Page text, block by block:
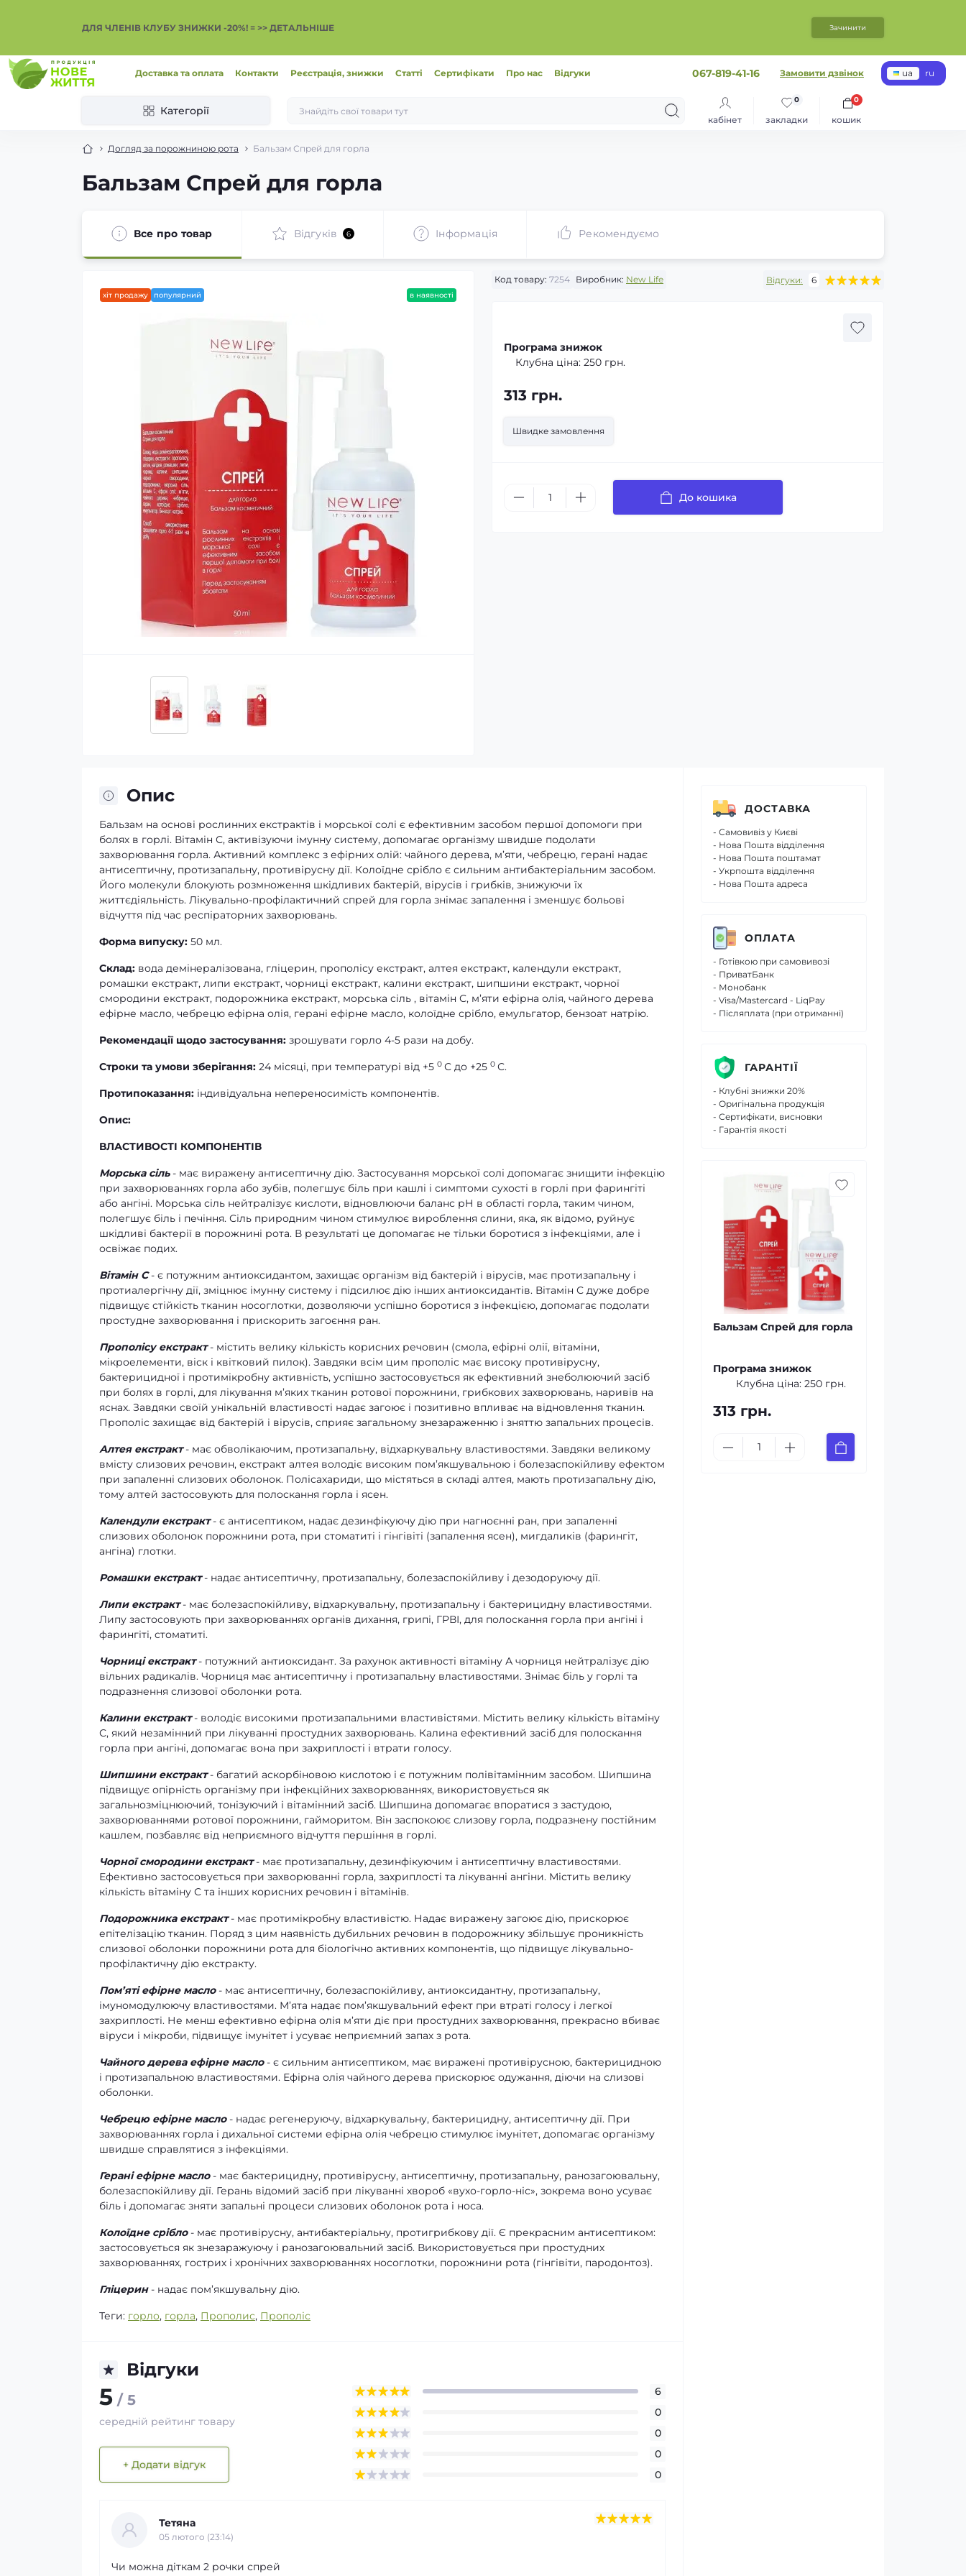
ДЛЯ ЧЛЕНІВ КЛУБУ ЗНИЖКИ -20%! = >> ДЕТАЛЬНІШЕ Зачинити
Доставка та оплата Контакти Реєстрація, знижки Статті Сертифікати Про нас Відгуки 067-819-41-16 Замовити дзвінок ua ru
Категорії
кабінет закладки
0
кошик
0
Догляд за порожниною рота Бальзам Спрей для горла
Бальзам Спрей для горла
Все про товар Відгуків 6 Інформація Рекомендуємо
хіт продажу популярний в наявності
Код товару: 7254 Виробник: New Life Відгуки: 6
Програма знижок
Клубна ціна: 250 грн.
313 грн.
Швидке замовлення
До кошика
Опис
Бальзам на основі рослинних екстрактів і морської солі є ефективним засобом першої допомоги при
болях в горлі. Вітамін С, активізуючи імунну систему, допомагає організму швидше подолати
захворювання горла. Активний комплекс з ефірних олій: чайного дерева, м’яти, чебрецю, герані надає
антисептичну, протизапальну, противірусну дії. Колоїдне срібло є сильним антибактеріальним засобом.
Його молекули блокують розмноження шкідливих бактерій, вірусів і грибків, знижуючи їх
життєдіяльність. Лікувально-профілактичний спрей для горла знімає запалення і зменшує больові
відчуття під час респіраторних захворювань.
Форма випуску: 50 мл.
Склад: вода демінералізована, гліцерин, прополісу екстракт, алтея екстракт, календули екстракт,
ромашки екстракт, липи екстракт, чорниці екстракт, калини екстракт, шипшини екстракт, чорної
смородини екстракт, подорожника екстракт, морська сіль , вітамін С, м’яти ефірна олія, чайного дерева
ефірне масло, чебрецю ефірна олія, герані ефірне масло, колоїдне срібло, емульгатор, бензоат натрію.
Рекомендації щодо застосування: зрошувати горло 4-5 рази на добу.
Строки та умови зберігання: 24 місяці, при температурі від +5 0 С до +25 0 С.
Протипоказання: індивідуальна непереносимість компонентів.
Опис:
ВЛАСТИВОСТІ КОМПОНЕНТІВ
Морська сіль - має виражену антисептичну дію. Застосування морської солі допомагає знищити інфекцію
при захворюваннях горла або зубів, полегшує біль при кашлі і симптоми сухості в горлі при фарингіті
або ангіні. Морська сіль нейтралізує кислоти, відновлюючи баланс рН в області горла, таким чином,
полегшує біль і печіння. Сіль природним чином стимулює вироблення слини, яка, як відомо, руйнує
шкідливі бактерії в порожнині рота. В результаті це допомагає не тільки боротися з інфекціями, але і
освіжає подих.
Вітамін С- є потужним антиоксидантом, захищає організм від бактерій і вірусів, має протизапальну і
протиалергічну дії, зміцнює імунну систему і підсилює дію інших антиоксидантів. Вітамін С дуже добре
підвищує стійкість тканин носоглотки, дозволяючи успішно боротися з інфекцією, допомагає подолати
простудне захворювання і прискорить загоєння ран.
Прополісу екстракт- містить велику кількість корисних речовин (смола, ефірні олії, вітаміни,
мікроелементи, віск і квітковий пилок). Завдяки всім цим прополіс має високу противірусну,
бактерицидної і протимікробну активність, успішно застосовується як ефективний знеболюючий засіб
при болях в горлі, для лікування м’яких тканин ротової порожнини, грибкових захворювань, наривів на
яснах. Завдяки своїй унікальній властивості надає загоює і позитивно впливає на відновлення тканин.
Прополіс захищає від бактерій і вірусів, сприяє загальному знезараженню і зняттю запальних процесів.
Алтея екстракт- має обволікаючим, протизапальну, відхаркувальну властивостями. Завдяки великому
вмісту слизових речовин, екстракт алтея володіє високим пом’якшувальною і болезаспокійливу ефектом
при запаленні слизових оболонок. Полісахариди, що містяться в складі алтея, мають протизапальну дію,
тому алтей застосовують для полоскання горла і ясен.
Календули екстракт- є антисептиком, надає дезинфікуючу дію при нагноєнні ран, при запаленні
слизових оболонок порожнини рота, при стоматиті і гінгівіті (запалення ясен), мигдаликів (фарингіт,
ангіна) глотки.
Ромашки екстракт- надає антисептичну, протизапальну, болезаспокійливу і дезодоруючу дії.
Липи екстракт- має болезаспокійливу, відхаркувальну, протизапальну і бактерицидну властивостями.
Липу застосовують при захворюваннях органів дихання, грипі, ГРВІ, для полоскання горла при ангіні і
фарингіті, стоматиті.
Чорниці екстракт- потужний антиоксидант. За рахунок активності вітаміну А чорниця нейтралізує дію
вільних радикалів. Чорниця має антисептичну і протизапальну властивостями. Знімає біль у горлі та
подразнення слизової оболонки рота.
Калини екстракт- володіє високими протизапальними властивістями. Містить велику кількість вітаміну
С, який незамінний при лікуванні простудних захворювань. Калина ефективний засіб для полоскання
горла при ангіні, допомагає вона при захриплості і втрати голосу.
Шипшини екстракт- багатий аскорбіновою кислотою і є потужним полівітамінним засобом. Шипшина
підвищує опірність організму при інфекційних захворюваннях, використовується як
загальнозміцнюючий, тонізуючий і вітамінний засіб. Шипшина допомагає впоратися з застудою,
захворюваннями ротової порожнини, гайморитом. Він заспокоює слизову горла, подразнену постійним
кашлем, позбавляє від неприємного відчуття першіння в горлі.
Чорної смородини екстракт- має протизапальну, дезинфікуючим і антисептичну властивостями.
Ефективно застосовується при захворюванні горла, захриплості та лікуванні ангіни. Містить велику
кількість вітаміну С та інших корисних речовин і вітамінів.
Подорожника екстракт- має протимікробну властивістю. Надає виражену загоює дію, прискорює
епітелізацію тканин. Поряд з цим наявність дубильних речовин в подорожнику збільшує проникність
слизової оболонки порожнини рота для біологічно активних компонентів, що підвищує лікувально-
профілактичну дію екстракту.
Пом’яті ефірне масло - має антисептичну, болезаспокійливу, антиоксидантну, протизапальну,
імуномодулюючу властивостями. М’ята надає пом’якшувальний ефект при втраті голосу і легкої
захриплості. Не менш ефективно ефірна олія м’яти діє при простудних захворювання, прекрасно вбиває
віруси і мікроби, підвищує імунітет і усуває неприємний запах з рота.
Чайного дерева ефірне масло - є сильним антисептиком, має виражені противірусною, бактерицидною
і протизапальною властивостями. Ефірна олія чайного дерева прискорює одужання, діючи на слизові
оболонки.
Чебрецю ефірне масло - надає регенеруючу, відхаркувальну, бактерицидну, антисептичну дії. При
захворюваннях горла і дихальної системи ефірна олія чебрецю стимулює імунітет, допомагає організму
швидше справлятися з інфекціями.
Герані ефірне масло - має бактерицидну, противірусну, антисептичну, протизапальну, ранозагоювальну,
болезаспокійливу дії. Герань відомий засіб при лікуванні хвороб «вухо-горло-ніс», зокрема воно усуває
біль і допомагає зняти запальні процеси слизових оболонок рота і носа.
Колоїдне срібло - має противірусну, антибактеріальну, протигрибкову дії. Є прекрасним антисептиком:
застосовується як знезаражуючу і ранозагоювальний засіб. Використовується при простудних
захворюваннях, гострих і хронічних захворюваннях носоглотки, порожнини рота (гінгівіти, пародонтоз).
Гліцерин - надає пом’якшувальну дію.
Теги: горло, горла, Прополис, Прополіс
Відгуки
5 / 5
середній рейтинг товару
+ Додати відгук
6
0
0
0
0
Тетяна
05 лютого (23:14)
Чи можна діткам 2 рочки спрей
ДОСТАВКА
- Самовивіз у Києві
- Нова Пошта відділення
- Нова Пошта поштамат
- Укрпошта відділення
- Нова Пошта адреса
ОПЛАТА
- Готівкою при самовивозі
- ПриватБанк
- Монобанк
- Visa/Mastercard - LiqPay
- Післяплата (при отриманні)
ГАРАНТІЇ
- Клубні знижки 20%
- Оригінальна продукція
- Сертифікати, висновки
- Гарантія якості
Бальзам Спрей для горла
Програма знижок
Клубна ціна: 250 грн.
313 грн.